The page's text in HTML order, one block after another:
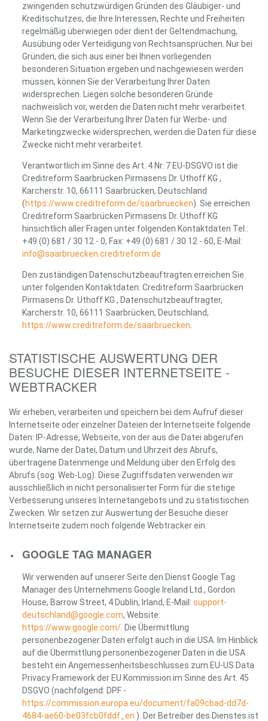
zwingenden schutzwürdigen Gründen des Gläubiger- und
Kreditschutzes, die Ihre Interessen, Rechte und Freiheiten
regelmäßig überwiegen oder dient der Geltendmachung,
Ausübung oder Verteidigung von Rechtsansprüchen. Nur bei
Gründen, die sich aus einer bei Ihnen vorliegenden
besonderen Situation ergeben und nachgewiesen werden
müssen, können Sie der Verarbeitung Ihrer Daten
widersprechen. Liegen solche besonderen Gründe
nachweislich vor, werden die Daten nicht mehr verarbeitet.
Wenn Sie der Verarbeitung Ihrer Daten für Werbe- und
Marketingzwecke widersprechen, werden die Daten für diese
Zwecke nicht mehr verarbeitet.
Verantwortlich im Sinne des Art. 4 Nr. 7 EU-DSGVO ist die
Creditreform Saarbrücken Pirmasens Dr. Uthoff KG ,
Karcherstr. 10, 66111 Saarbrücken, Deutschland
(https://www.creditreform.de/saarbruecken). Sie erreichen
Creditreform Saarbrücken Pirmasens Dr. Uthoff KG
hinsichtlich aller Fragen unter folgenden Kontaktdaten Tel.:
+49 (0) 681 / 30 12 - 0, Fax: +49 (0) 681 / 30 12 - 60, E-Mail:
info@saarbruecken.creditreform.de
Den zuständigen Datenschutzbeauftragten erreichen Sie
unter folgenden Kontaktdaten: Creditreform Saarbrücken
Pirmasens Dr. Uthoff KG , Datenschutzbeauftragter,
Karcherstr. 10, 66111 Saarbrücken, Deutschland,
https://www.creditreform.de/saarbruecken
STATISTISCHE AUSWERTUNG DER
BESUCHE DIESER INTERNETSEITE -
WEBTRACKER
Wir erheben, verarbeiten und speichern bei dem Aufruf dieser
Internetseite oder einzelner Dateien der Internetseite folgende
Daten: IP-Adresse, Webseite, von der aus die Datei abgerufen
wurde, Name der Datei, Datum und Uhrzeit des Abrufs,
übertragene Datenmenge und Meldung über den Erfolg des
Abrufs (sog. Web-Log). Diese Zugriffsdaten verwenden wir
ausschließlich in nicht personalisierter Form für die stetige
Verbesserung unseres Internetangebots und zu statistischen
Zwecken. Wir setzen zur Auswertung der Besuche dieser
Internetseite zudem noch folgende Webtracker ein:
GOOGLE TAG MANAGER
Wir verwenden auf unserer Seite den Dienst Google Tag
Manager des Unternehmens Google Ireland Ltd., Gordon
House, Barrow Street, 4 Dublin, Irland, E-Mail:support-
deutschland@google.com, Website:
https://www.google.com/ . Die Übermittlung
personenbezogener Daten erfolgt auch in die USA. Im Hinblick
auf die Übermittlung personenbezogener Daten in die USA
besteht ein Angemessenheitsbeschlusses zum EU-US Data
Privacy Framework der EU Kommission im Sinne des Art. 45
DSGVO (nachfolgend: DPF -
https://commission.europa.eu/document/fa09cbad-dd7d-
4684-ae60-be03fcb0fddf_en ). Der Betreiber des Dienstes ist